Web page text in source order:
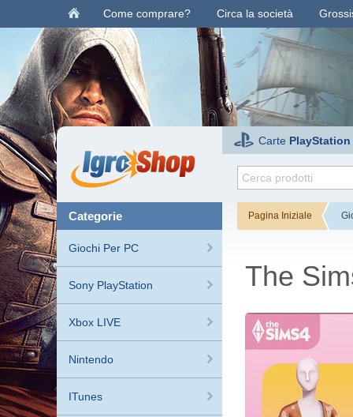
Come comprare? Circa la società
Carte
categorie
Giochi Per PC
Sony PlayStation
Xbox LIVE
Nintendo
ITunes
Pagina Iniziale
The